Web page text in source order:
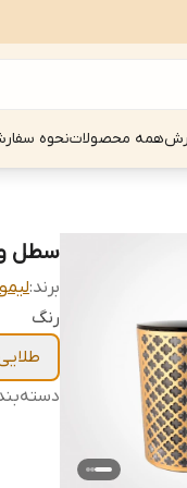
همه محصولاتنحوه
سطل و
برند:
رنگ